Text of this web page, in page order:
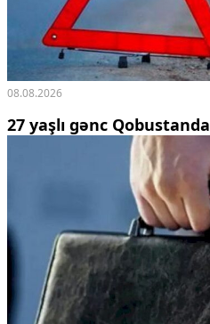
08.08.2026
27 yaşlı gənc Qobustanda